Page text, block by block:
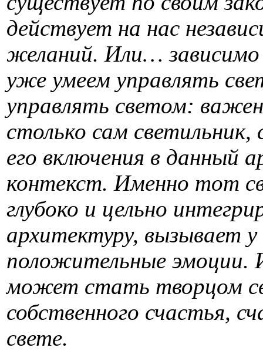
действует на нас
желаний. Или…
уже умеем управлять
управлять светом:
столько сам светильник,
его включения в данный
контекст. Именно тот
глубоко и цельно
архитектуру, вызывает у
положительные эмоции.
может стать творцом
собственного счастья,
свете.